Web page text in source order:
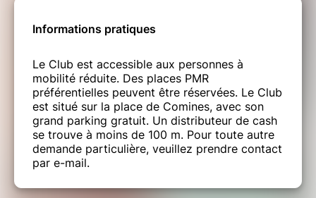
Informations pratiques
Le Club est accessible aux personnes à
mobilité réduite. Des places PMR
préférentielles peuvent être réservées. Le Club
est situé sur la place de Comines, avec son
grand parking gratuit. Un distributeur de cash
se trouve à moins de 100 m. Pour toute autre
demande particulière, veuillez prendre contact
par e-mail.